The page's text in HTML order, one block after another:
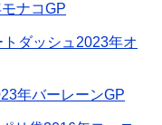
ナコGP
ダッシュ2023年オ
年バーレーンGP